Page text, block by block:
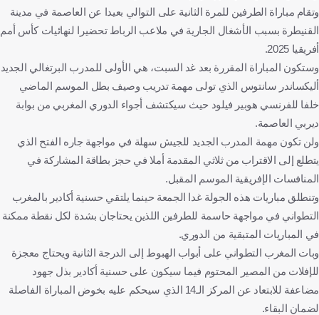
وتقام مباراة الطرفين للمرة الثانية على التوالي بعيدا عن العاصمة في مدينة
القنيطرة بسبب ‏الأشغال الجارية في ملاعب الرباط تحضيرا لنهائيات كأس أمم
أفريقيا 2025.‏
وستكون المباراة المقررة بعد غد السبت، هي الأولى للمدرب البرتغالي الجديد
أليكساندر سانتوس ‏الذي تولى مهمة تدريب وصيف بطل الموسم الماضي
خلفا للفرنسي هوبير فيلود ‏حيث سيكتشف أجواء الدوري المغربي من بوابة
ديربي العاصمة.‏
ولن تكون مهمة المدرب الجديد للجيش سهلة في مواجهة جاره الفتح الذي
يتطلع إلى ‏الاقتراب من ثلاثي المقدمة أملا في حجز بطاقة المشاركة في
المنافسات الإفريقية الموسم ‏المقبل.‏
وتنطلق مباريات هذه الجولة غدا الجمعة حينما يلتقي حسنية أكادير بالمغرب
التطواني في مواجهة حاسمة ‏للطرفين اللذين يحتاجان بشدة لكل نقطة ممكنة
في المباريات المتبقية من الدوري.
وبات المغرب ‏التطواني على أبواب الهبوط إلى الدرجة الثانية ويحتاج معجزة
للإفلات من المصير ‏المحتوم فيما سيكون على حسنية أكادير بذل جهود
مضاعفة للابتعاد عن المركز الـ14 الذي ‏سيحكم عليه بخوض المباراة الفاصلة
لضمان البقاء.‏